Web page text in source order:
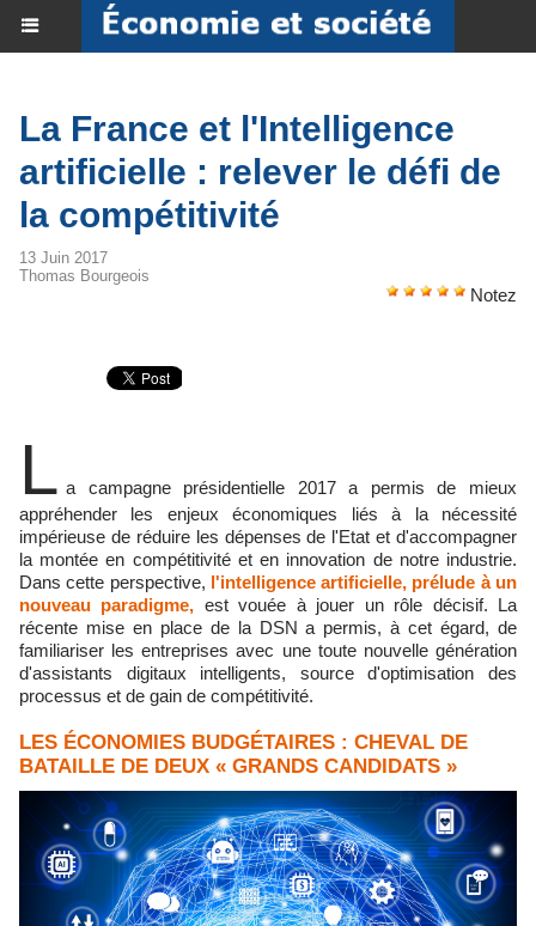
La France et l'Intelligence
artificielle : relever le défi de
la compétitivité
13 Juin 2017
Thomas Bourgeois
Notez
L a campagne présidentielle 2017 a permis de mieux
appréhender les enjeux économiques liés à la nécessité
impérieuse de réduire les dépenses de l'Etat et d'accompagner
la montée en compétitivité et en innovation de notre industrie.
Dans cette perspective, l'intelligence artificielle, prélude à un
nouveau paradigme, est vouée à jouer un rôle décisif. La
récente mise en place de la DSN a permis, à cet égard, de
familiariser les entreprises avec une toute nouvelle génération
d'assistants digitaux intelligents, source d'optimisation des
processus et de gain de compétitivité.
LES ÉCONOMIES BUDGÉTAIRES : CHEVAL DE
BATAILLE DE DEUX « GRANDS CANDIDATS »